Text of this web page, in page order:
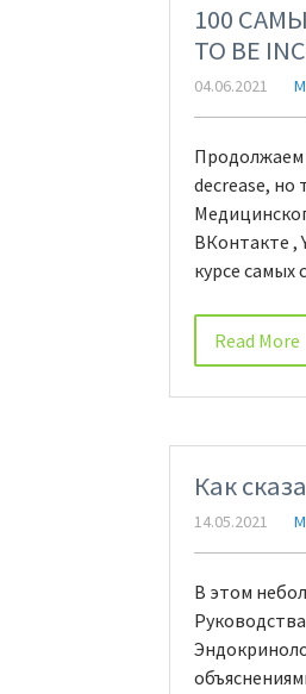
100
TO BE
04.06.2021
Продолжаем
decrease, но
ВКонтакте ,
курсе самых
Read More
Как
14.05.2021
В этом